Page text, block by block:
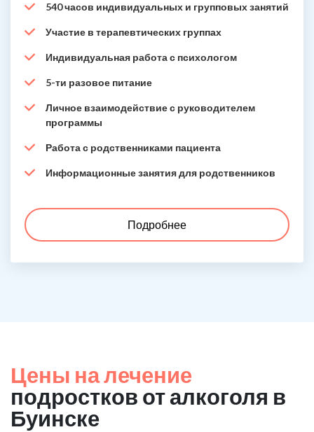
540 часов индивидуальных и групповых занятий
Участие в терапевтических группах
Индивидуальная работа с психологом
5-ти разовое питание
Личное взаимодействие с руководителем
программы
Работа с родственниками пациента
Информационные занятия для родственников
Подробнее
Цены на лечение
подростков от алкоголя в
Буинске